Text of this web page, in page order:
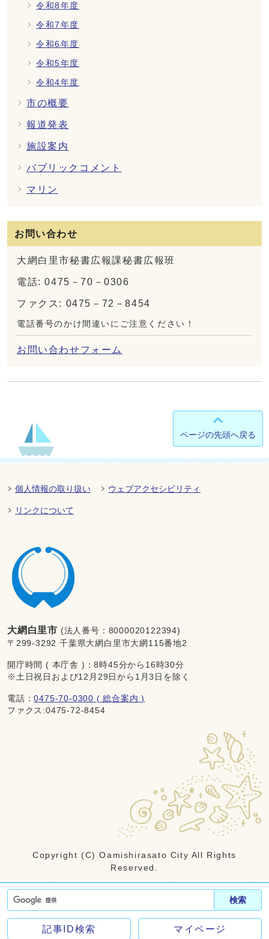
検索
記事ID検索 マイページ
令和8年度
令和7年度
令和6年度
令和5年度
令和4年度
市の概要
報道発表
施設案内
パブリックコメント
マリン
お問い合わせ
大網白里市秘書広報課秘書広報班
電話: 0475－70－0306
ファクス: 0475－72－8454
電話番号のかけ間違いにご注意ください！
お問い合わせフォーム
ページの先頭へ戻る
個人情報の取り扱い ウェブアクセシビリティ
リンクについて
大網白里市 (法人番号：8000020122394)
〒299-3292 千葉県大網白里市大網115番地2
開庁時間 ( 本庁舎 )：8時45分から16時30分
※土日祝日および12月29日から1月3日を除く
電話：0475-70-0300 ( 総合案内 )
ファクス:0475-72-8454
Copyright (C) Oamishirasato City All Rights
Reserved.